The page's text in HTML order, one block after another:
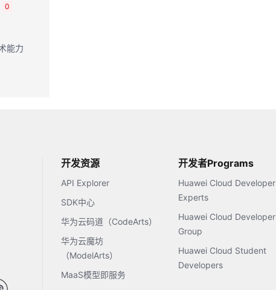
0
开发资源
API Explorer
SDK中心
华为云码道（CodeArts）
华为云魔坊
（ModelArts）
MaaS模型即服务
开发者Programs
Huawei Cloud Developer
Experts
Huawei Cloud Developer
Group
Huawei Cloud Student
Developers